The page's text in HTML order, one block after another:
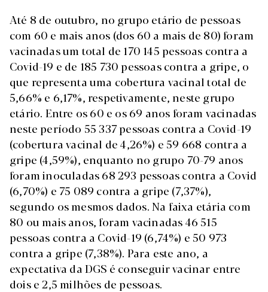
Até 8 de outubro, no grupo etário de pessoas
com 60 e mais anos (dos 60 a mais de 80) foram
vacinadas um total de 170 145 pessoas contra a
Covid-19 e de 185 730 pessoas contra a gripe, o
que representa uma cobertura vacinal total de
5,66% e 6,17%, respetivamente, neste grupo
etário. Entre os 60 e os 69 anos foram vacinadas
neste período 55 337 pessoas contra a Covid-19
(cobertura vacinal de 4,26%) e 59 668 contra a
gripe (4,59%), enquanto no grupo 70-79 anos
foram inoculadas 68 293 pessoas contra a Covid
(6,70%) e 75 089 contra a gripe (7,37%),
segundo os mesmos dados. Na faixa etária com
80 ou mais anos, foram vacinadas 46 515
pessoas contra a Covid-19 (6,74%) e 50 973
contra a gripe (7,38%). Para este ano, a
expectativa da DGS é conseguir vacinar entre
dois e 2,5 milhões de pessoas.